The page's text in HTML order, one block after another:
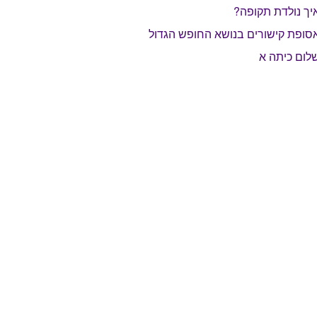
נולדת תקופה?
קישורים בנושא החופש הגדול
כיתה א